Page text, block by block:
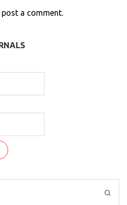
a comment.